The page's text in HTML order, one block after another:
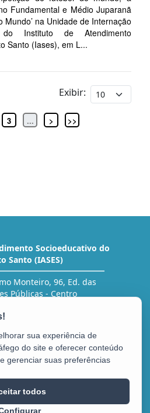
Fundamental e Médio Juparanã
Mundo’ na Unidade de Internação
Instituto de Atendimento
Santo (Iases), em L...
Exibir:
3 ... > >>
Socioeducativo do
Santo (IASES)
Monteiro, 96, Ed. das
Públicas - Centro
3636-5454 (RH)
sua experiência de
do site e oferecer conteúdo
gerenciar suas preferências
todos